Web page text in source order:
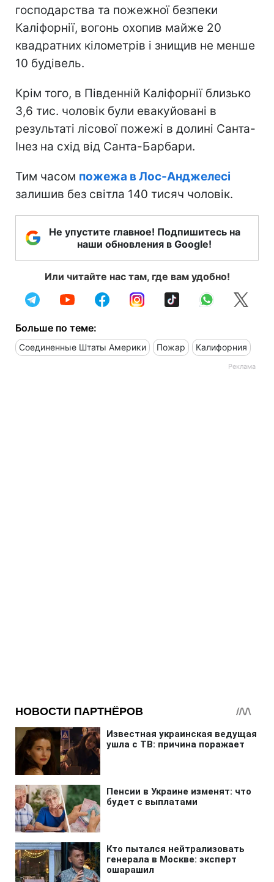
господарства та пожежної безпеки
Каліфорнії, вогонь охопив майже 20
квадратних кілометрів і знищив не менше
10 будівель.
Крім того, в Південній Каліфорнії близько
3,6 тис. чоловік були евакуйовані в
результаті лісової пожежі в долині Санта-
Інез на схід від Санта-Барбари.
Тим часом пожежа в Лос-Анджелесі
залишив без світла 140 тисяч чоловік.
Не упустите главное! Подпишитесь на
наши обновления в Google!
Или читайте нас там, где вам удобно!
Больше по теме:
Соединенные Штаты Америки Пожар Калифорния